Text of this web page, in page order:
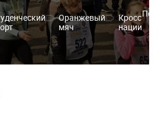
Оранжевый
мяч
Кросс
нации